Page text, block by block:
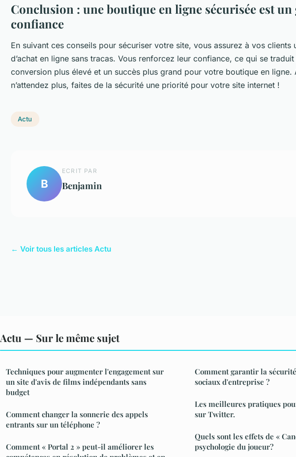
Conclusion : une boutique en ligne sécurisée est un
confiance
En suivant ces conseils pour sécuriser votre site, vous assurez à vos clients
d’achat en ligne sans tracas. Vous renforcez leur confiance, ce qui se
conversion plus élevé et un succès plus grand pour votre boutique en ligne.
n’attendez plus, faites de la sécurité une priorité pour votre site internet !
Actu
B
ECRIT PAR
Benjamin
← Voir tous les articles Actu
Actu — Sur le même sujet
Techniques pour augmenter l'engagement sur
un site d'avis de films indépendants sans
budget
Comment changer la sonnerie des appels
entrants sur un téléphone ?
Comment « Portal 2 » peut-il améliorer les
Comment garantir la
sociaux d'entreprise ?
Les meilleures pratiques
sur Twitter.
Quels sont les effets de «
psychologie du joueur?